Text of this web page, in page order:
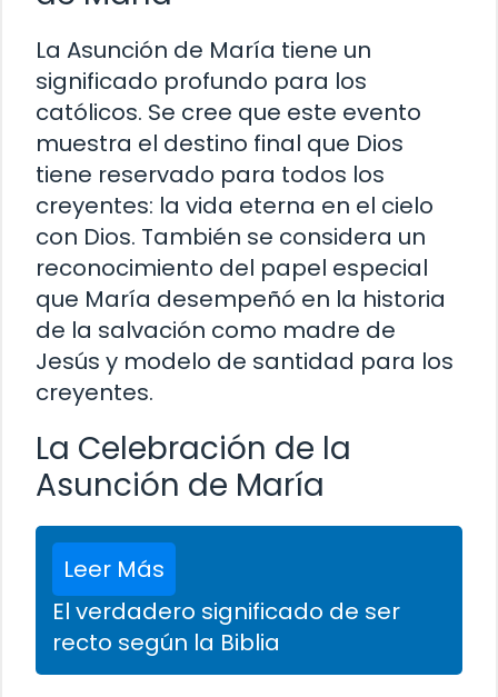
La Asunción de María tiene un
significado profundo para los
católicos. Se cree que este evento
muestra el destino final que Dios
tiene reservado para todos los
creyentes: la vida eterna en el cielo
con Dios. También se considera un
reconocimiento del papel especial
que María desempeñó en la historia
de la salvación como madre de
Jesús y modelo de santidad para los
creyentes.
La Celebración de la
Asunción de María
Leer Más
El verdadero significado de ser
recto según la Biblia